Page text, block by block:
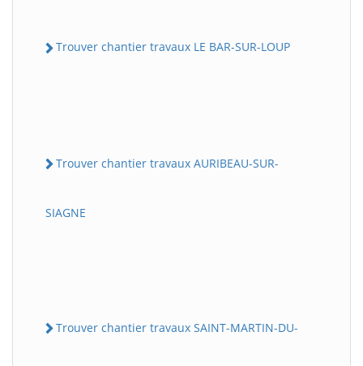
Trouver chantier travaux LE BAR-SUR-LOUP
Trouver chantier travaux AURIBEAU-SUR-
SIAGNE
Trouver chantier travaux SAINT-MARTIN-DU-